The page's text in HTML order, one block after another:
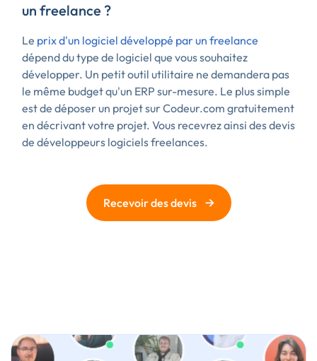
un freelance ?
Le prix d'un logiciel développé par un freelance
dépend du type de logiciel que vous souhaitez
développer. Un petit outil utilitaire ne demandera pas
le même budget qu'un ERP sur-mesure. Le plus simple
est de déposer un projet sur Codeur.com gratuitement
en décrivant votre projet. Vous recevrez ainsi des devis
de développeurs logiciels freelances.
Recevoir des devis →